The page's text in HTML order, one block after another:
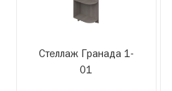
Стеллаж Гранада 1-
01